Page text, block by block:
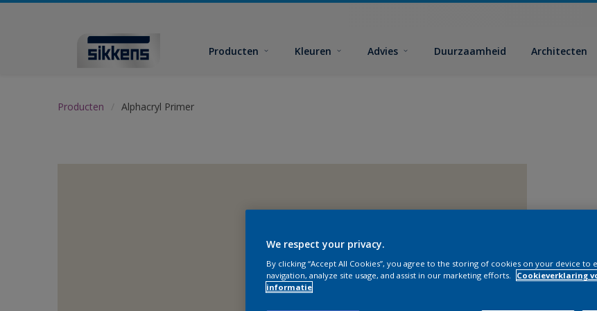
Producten Kleuren Advies Duurzaamheid Architecten
Producten Alphacryl Primer
We respect your privacy.
By clicking “Accept All Cookies”, you agree to the storing of cookies on your device to
navigation, analyze site usage, and assist in our marketing efforts.
Cookieverklaring
informatie